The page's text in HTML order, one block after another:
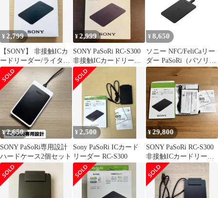
¥ 2,799
【SONY】 非接触ICカ
ードリーダー/ライター
PaSoRi RC-S300
¥2,999
SONY PaSoRi RC-S300
非接触ICカードリーダ
ー ライター
¥ 8,650
ソニー NFC/FeliCaリー
ダー PaSoRi（パソリ）
業務用途専用モデル
RC-S300/S1ｍａ
¥2,650
SONY PaSoRi専用設計
ハードケース2個セット
¥ 2,500
Sony PaSoRi ICカード
リーダー RC-S300
¥29,800
SONY PaSoRi RC-S300
非接触ICカードリーダ
ー 10個セット